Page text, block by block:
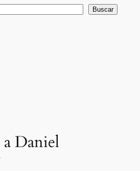
Buscar
Daniel